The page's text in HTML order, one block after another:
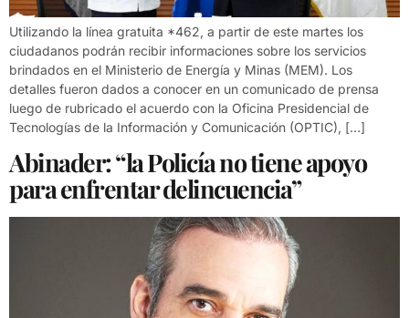
Utilizando la línea gratuita *462, a partir de este martes los
ciudadanos podrán recibir informaciones sobre los servicios
brindados en el Ministerio de Energía y Minas (MEM). Los
detalles fueron dados a conocer en un comunicado de prensa
luego de rubricado el acuerdo con la Oficina Presidencial de
Tecnologías de la Información y Comunicación (OPTIC), […]
Abinader: “la Policía no tiene apoyo
para enfrentar delincuencia”